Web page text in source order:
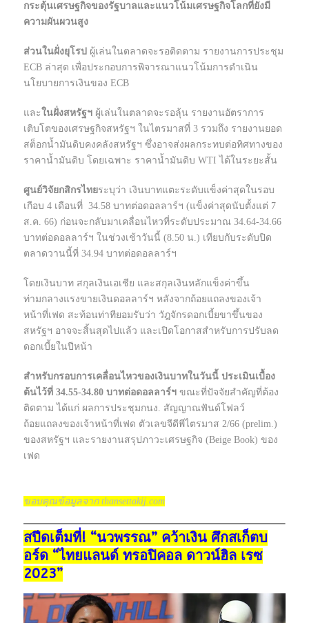
กระตุ้นเศรษฐกิจของรัฐบาลและแนวโน้มเศรษฐกิจโลกที่ยังมี
ความผันผวนสูง
ส่วนในฝั่งยุโรป ผู้เล่นในตลาดจะรอติดตาม รายงานการประชุม
ECB ล่าสุด เพื่อประกอบการพิจารณาแนวโน้มการดำเนิน
นโยบายการเงินของ ECB
และ ในฝั่งสหรัฐฯ ผู้เล่นในตลาดจะรอลุ้น รายงานอัตราการ
เติบโตของเศรษฐกิจสหรัฐฯ ในไตรมาสที่ 3 รวมถึง รายงานยอด
สต็อกน้ำมันดิบคงคลังสหรัฐฯ ซึ่งอาจส่งผลกระทบต่อทิศทางของ
ราคาน้ำมันดิบ โดยเฉพาะ ราคาน้ำมันดิบ WTI ได้ในระยะสั้น
ศูนย์วิจัยกสิกรไทยระบุว่า เงินบาทแตะระดับแข็งค่าสุดในรอบ
เกือบ 4 เดือนที่ 34.58 บาทต่อดอลลาร์ฯ (แข็งค่าสุดนับตั้งแต่ 7
ส.ค. 66) ก่อนจะกลับมาเคลื่อนไหวที่ระดับประมาณ 34.64-34.66
บาทต่อดอลลาร์ฯ ในช่วงเช้าวันนี้ (8.50 น.) เทียบกับระดับปิด
ตลาดวานนี้ที่ 34.94 บาทต่อดอลลาร์ฯ
โดยเงินบาท สกุลเงินเอเชีย และสกุลเงินหลักแข็งค่าขึ้น
ท่ามกลางแรงขายเงินดอลลาร์ฯ หลังจากถ้อยแถลงของเจ้า
หน้าที่เฟด สะท้อนท่าทียอมรับว่า วัฎจักรดอกเบี้ยขาขึ้นของ
สหรัฐฯ อาจจะสิ้นสุดไปแล้ว และเปิดโอกาสสำหรับการปรับลด
ดอกเบี้ยในปีหน้า
สำหรับกรอบการเคลื่อนไหวของเงินบาทในวันนี้ ประเมินเบื้อง
ต้นไว้ที่ 34.55-34.80 บาทต่อดอลลาร์ฯ ขณะที่ปัจจัยสำคัญที่ต้อง
ติดตาม ได้แก่ ผลการประชุมกนง. สัญญาณฟันด์โฟลว์
ถ้อยแถลงของเจ้าหน้าที่เฟด ตัวเลขจีดีพีไตรมาส 2/66 (prelim.)
ของสหรัฐฯ และรายงานสรุปภาวะเศรษฐกิจ (Beige Book) ของ
เฟด
ขอบคุณข้อมูลจาก thansettakij.com
สปีดเต็มที่! “นวพรรณ” คว้าเงิน ศึกสเก็ตบ
อร์ด “ไทยแลนด์ ทรอปิคอล ดาวน์ฮิล เรซ
2023”